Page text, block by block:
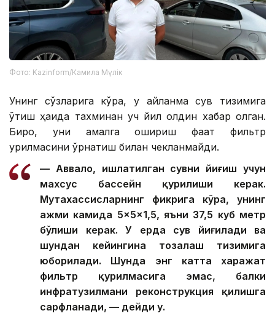
Фото: Kazinform/Камила Мүлік
Унинг сўзларига кўра, у айланма сув тизимига
ўтиш ҳақида тахминан уч йил олдин хабар олган.
Бироқ, уни амалга ошириш фақат фильтр
қурилмасини ўрнатиш билан чекланмайди.
— Аввало, ишлатилган сувни йиғиш учун
махсус бассейн қурилиши керак.
Мутахассисларнинг фикрига кўра, унинг
ҳажми камида 5×5×1,5, яъни 37,5 куб метр
бўлиши керак. У ерда сув йиғилади ва
шундан кейингина тозалаш тизимига
юборилади. Шунда энг катта харажат
фильтр қурилмасига эмас, балки
инфратузилмани реконструкция қилишга
сарфланади, — дейди у.